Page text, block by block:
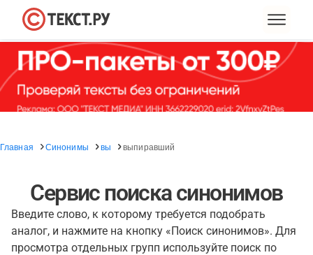
Главная Синонимы вы выпиравший
Сервис поиска синонимов
Введите слово, к которому требуется подобрать
аналог, и нажмите на кнопку «Поиск синонимов». Для
просмотра отдельных групп используйте поиск по